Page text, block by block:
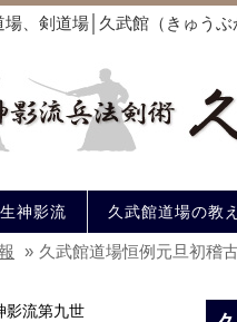
場、剣道場│久武館（きゅう
神影流 久武館道場の教え
» 久武館道場恒例元旦初稽
影流第九世